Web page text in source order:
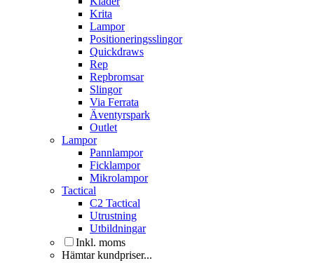
Krita
Lampor
Positioneringsslingor
Quickdraws
Rep
Repbromsar
Slingor
Via Ferrata
Äventyrspark
Outlet
Lampor
Pannlampor
Ficklampor
Mikrolampor
Tactical
C2 Tactical
Utrustning
Utbildningar
Inkl. moms
Hämtar kundpriser...